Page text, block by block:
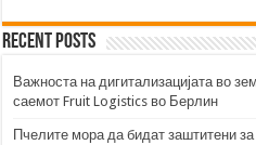
Recent Posts
Важноста на дигитализацијата во
саемот Fruit Logistics во Берлин
Пчелите мора да бидат заштитени